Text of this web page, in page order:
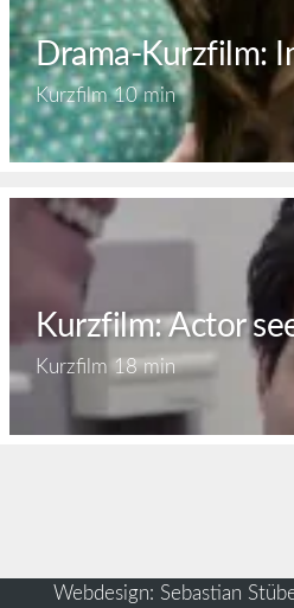
Drama-Kurzfilm:
Kurzfilm10 min
Kurzfilm: Actor
Kurzfilm 18 min
Webdesign: Sebastian